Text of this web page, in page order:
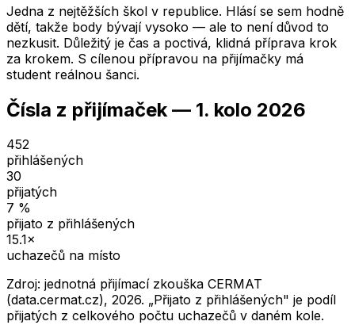
Jedna z nejtěžších škol v republice. Hlásí se sem hodně
dětí, takže body bývají vysoko — ale to není důvod to
nezkusit. Důležitý je čas a poctivá, klidná příprava krok
za krokem. S cílenou přípravou na přijímačky má
student reálnou šanci.
Čísla z přijímaček — 1. kolo 2026
452
přihlášených
30
přijatých
7 %
přijato z přihlášených
15.1×
uchazečů na místo
Zdroj: jednotná přijímací zkouška CERMAT
(data.cermat.cz), 2026. „Přijato z přihlášených" je podíl
přijatých z celkového počtu uchazečů v daném kole.